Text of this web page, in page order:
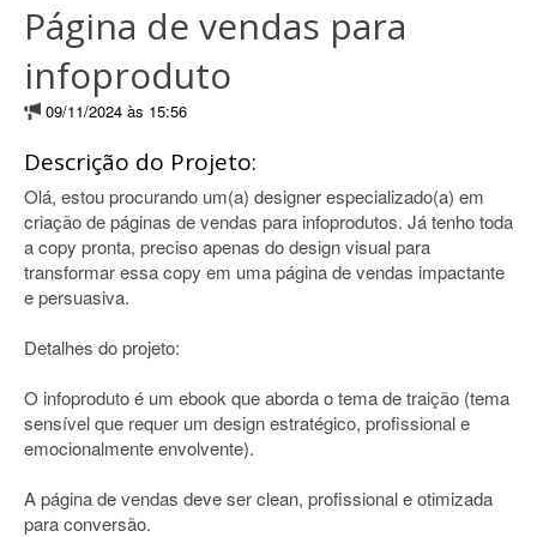
Página de vendas para
infoproduto
09/11/2024 às 15:56
Descrição do Projeto:
Olá, estou procurando um(a) designer especializado(a) em
criação de páginas de vendas para infoprodutos. Já tenho toda
a copy pronta, preciso apenas do design visual para
transformar essa copy em uma página de vendas impactante
e persuasiva.
Detalhes do projeto:
O infoproduto é um ebook que aborda o tema de traição (tema
sensível que requer um design estratégico, profissional e
emocionalmente envolvente).
A página de vendas deve ser clean, profissional e otimizada
para conversão.